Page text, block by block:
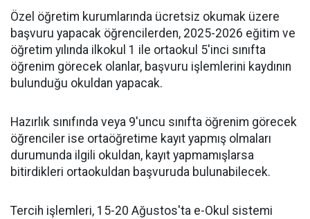
Özel öğretim kurumlarında ücretsiz okumak üzere
başvuru yapacak öğrencilerden, 2025-2026 eğitim ve
öğretim yılında ilkokul 1 ile ortaokul 5'inci sınıfta
öğrenim görecek olanlar, başvuru işlemlerini kaydının
bulunduğu okuldan yapacak.
Hazırlık sınıfında veya 9'uncu sınıfta öğrenim görecek
öğrenciler ise ortaöğretime kayıt yapmış olmaları
durumunda ilgili okuldan, kayıt yapmamışlarsa
bitirdikleri ortaokuldan başvuruda bulunabilecek.
Tercih işlemleri, 15-20 Ağustos'ta e-Okul sistemi